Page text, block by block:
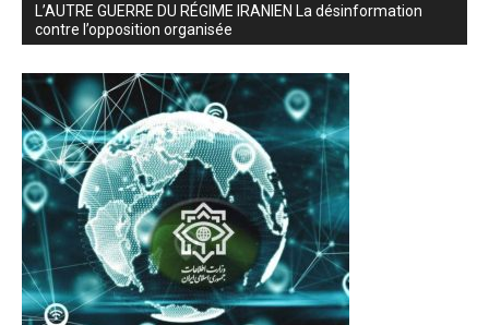
L’AUTRE GUERRE DU RÉGIME IRANIEN La désinformation
contre l’opposition organisée